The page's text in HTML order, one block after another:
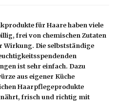
für Haare haben viele
frei von chemischen Zutaten
Wirkung. Die selbstständige
ist sehr einfach. Dazu
aus eigener Küche
Haarpflegeprodukte
frisch und richtig mit